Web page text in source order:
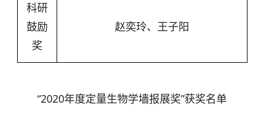
科研
鼓励
奖
赵奕玲、王子阳
“2020年度定量生物学墙报展奖”获奖名单